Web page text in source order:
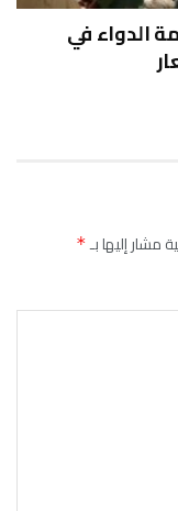
الدواء في
مشار إليها بـ*